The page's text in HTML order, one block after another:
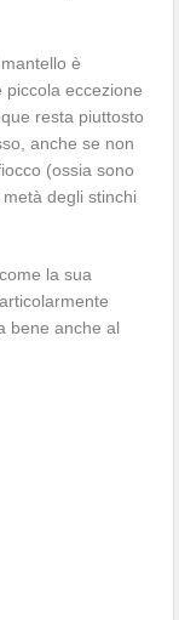
è
eccezione
resta piuttosto
anche se non
(ossia sono
degli stinchi
la sua
bene anche al